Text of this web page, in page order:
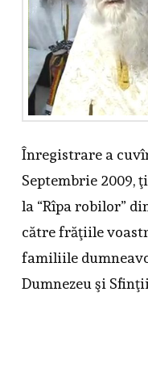
Înregistrare a
Septembrie 2009,
la “Rîpa robilor”
către frăţiile
familiile
Dumnezeu şi